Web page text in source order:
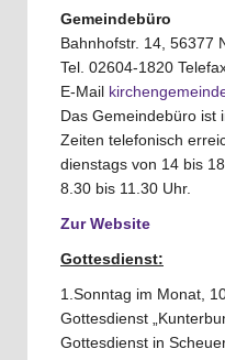
Gemeindebüro
Bahnhofstr. 14, 56377
Tel. 02604-1820
E-Mail
Das Gemeindebüro ist
Zeiten telefonisch
dienstags von 14 bis
8.30 bis 11.30 Uhr.
Zur Website
Gottesdienst:
1.Sonntag im Monat,
Gottesdienst
Gottesdienst in